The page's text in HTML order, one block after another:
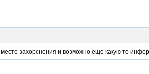
месте захоронения и возможно еще какую то